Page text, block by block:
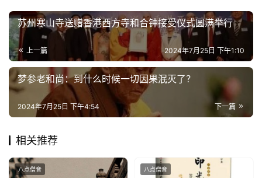
佛
教
人
物
寺
院
礼
视
登录 注册
苏州寒山寺送赠香港西方寺和合钟接受仪式圆满举行
上一篇 2024年7月25日 下午1:10
梦参老和尚：到什么时候一切因果泯灭了？
下一篇
2024年7月25日 下午4:54
相关推荐
八点僧音 八点僧音